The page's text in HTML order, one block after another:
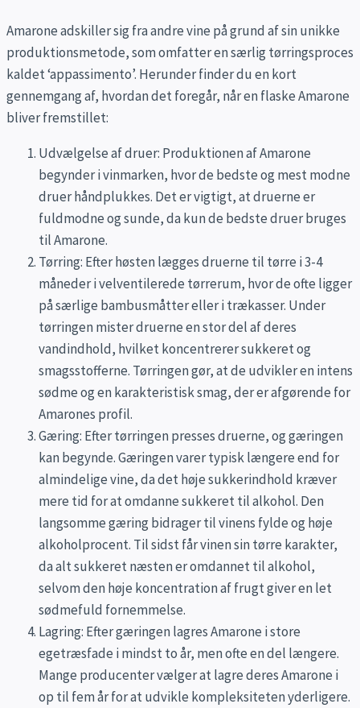
Amarone adskiller sig fra andre vine på grund af sin unikke
produktionsmetode, som omfatter en særlig tørringsproces
kaldet ‘appassimento’. Herunder finder du en kort
gennemgang af, hvordan det foregår, når en flaske Amarone
bliver fremstillet:
Udvælgelse af druer: Produktionen af Amarone
begynder i vinmarken, hvor de bedste og mest modne
druer håndplukkes. Det er vigtigt, at druerne er
fuldmodne og sunde, da kun de bedste druer bruges
til Amarone.
Tørring: Efter høsten lægges druerne til tørre i 3-4
måneder i velventilerede tørrerum, hvor de ofte ligger
på særlige bambusmåtter eller i trækasser. Under
tørringen mister druerne en stor del af deres
vandindhold, hvilket koncentrerer sukkeret og
smagsstofferne. Tørringen gør, at de udvikler en intens
sødme og en karakteristisk smag, der er afgørende for
Amarones profil.
Gæring: Efter tørringen presses druerne, og gæringen
kan begynde. Gæringen varer typisk længere end for
almindelige vine, da det høje sukkerindhold kræver
mere tid for at omdanne sukkeret til alkohol. Den
langsomme gæring bidrager til vinens fylde og høje
alkoholprocent. Til sidst får vinen sin tørre karakter,
da alt sukkeret næsten er omdannet til alkohol,
selvom den høje koncentration af frugt giver en let
sødmefuld fornemmelse.
Lagring: Efter gæringen lagres Amarone i store
egetræsfade i mindst to år, men ofte en del længere.
Mange producenter vælger at lagre deres Amarone i
op til fem år for at udvikle kompleksiteten yderligere.